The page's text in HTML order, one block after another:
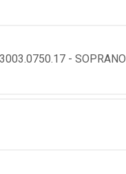
- SOPRANO